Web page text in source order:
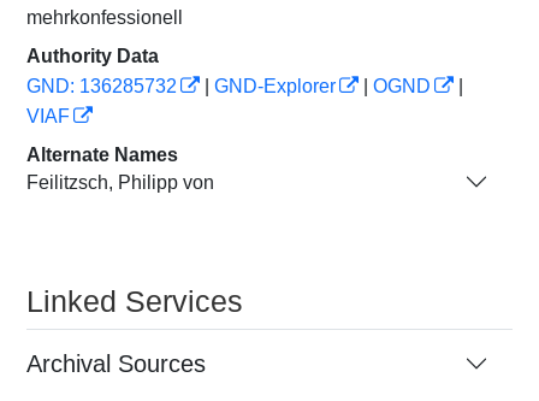
mehrkonfessionell
Authority Data
GND: 136285732
GND-Explorer OGND
VIAF
Alternate Names
Feilitzsch, Philipp von
Linked Services
Archival Sources